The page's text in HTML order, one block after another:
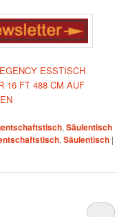
ESSTISCH
16 FT 488 CM AUF
,Säulentisch
,Säulentisch |